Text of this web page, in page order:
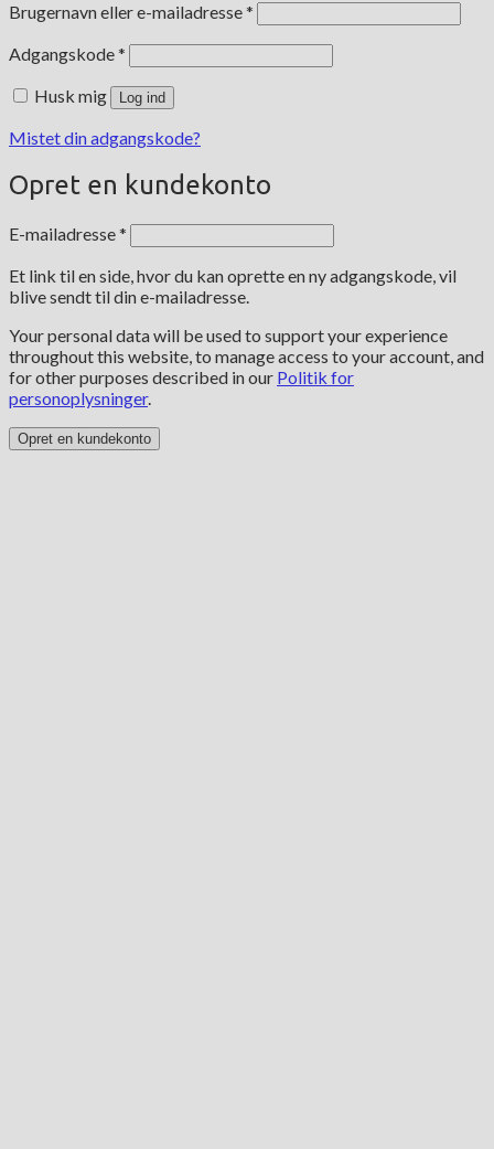
Brugernavn eller e-mailadresse*
Adgangskode*
Husk mig Log ind
Mistet din adgangskode?
Opret en kundekonto
E-mailadresse*
Et link til en side, hvor du kan oprette en ny adgangskode, vil
blive sendt til din e-mailadresse.
Your personal data will be used to support your experience
throughout this website, to manage access to your account, and
for other purposes described in our Politik for
personoplysninger.
Opret en kundekonto